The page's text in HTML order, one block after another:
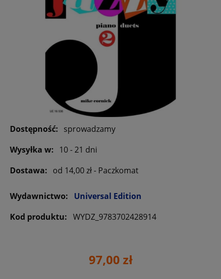
Dostępność: sprowadzamy
Wysyłka w: 10 - 21 dni
Dostawa: od 14,00 zł- Paczkomat
Wydawnictwo:
Universal Edition
Kod produktu: WYDZ_9783702428914
97,00 zł